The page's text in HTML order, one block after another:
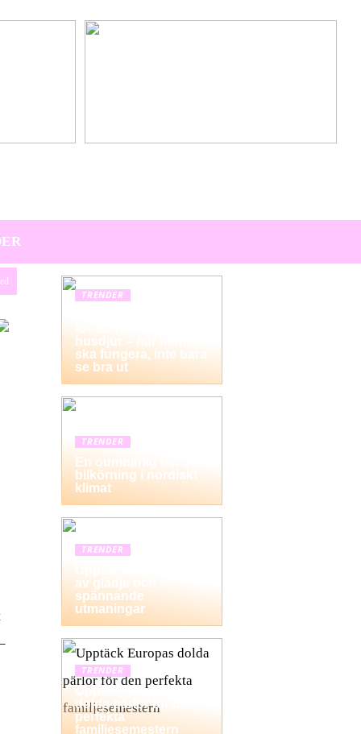
TRENDER
husdjur – när hemmet
ska fungera, inte bara
se bra ut
TRENDER
En oumbärlig del av
bilkörning i nordiskt
klimat
TRENDER
av glädje och
spännande
utmaningar
TRENDER
Upptäck Europas
dolda pärlor för den
perfekta
familjesemestern